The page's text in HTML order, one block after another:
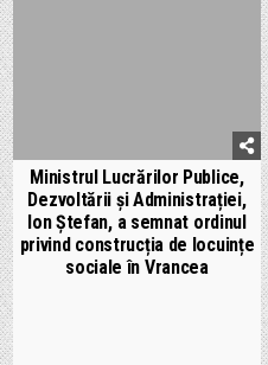
Ministrul Lucrărilor Publice,
Dezvoltării și Administrației,
Ion Ștefan, a semnat ordinul
privind construcția de locuințe
sociale în Vrancea